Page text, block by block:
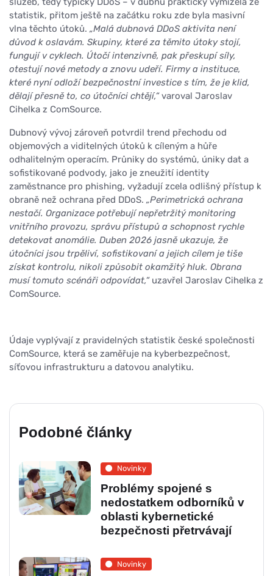
statistik, přitom ještě na začátku roku zde byla masivní
vlna těchto útoků. „Malá dubnová DDoS aktivita není
důvod k oslavám. Skupiny, které za těmito útoky stojí,
fungují v cyklech. Útočí intenzivně, pak přeskupí síly,
otestují nové metody a znovu udeří. Firmy a instituce,
které nyní odloží bezpečnostní investice s tím, že je klid,
dělají přesně to, co útočníci chtějí,“varoval Jaroslav
Cihelka z ComSource.
Dubnový vývoj zároveň potvrdil trend přechodu od
objemových a viditelných útoků k cíleným a hůře
odhalitelným operacím. Průniky do systémů, úniky dat a
sofistikované podvody, jako je zneužití identity
zaměstnance pro phishing, vyžadují zcela odlišný přístup k
obraně než ochrana před DDoS. „Perimetrická ochrana
nestačí. Organizace potřebují nepřetržitý monitoring
vnitřního provozu, správu přístupů a schopnost rychle
detekovat anomálie. Duben 2026 jasně ukazuje, že
útočníci jsou trpěliví, sofistikovaní a jejich cílem je tiše
získat kontrolu, nikoli způsobit okamžitý hluk. Obrana
musí tomuto scénáři odpovídat,“uzavřel Jaroslav Cihelka z
ComSource.
Údaje vyplývají z pravidelných statistik české společnosti
ComSource, která se zaměřuje na kyberbezpečnost,
síťovou infrastrukturu a datovou analytiku.
Podobné články
Novinky
Problémy spojené s
nedostatkem odborníků v
oblasti kybernetické
bezpečnosti přetrvávají
Novinky